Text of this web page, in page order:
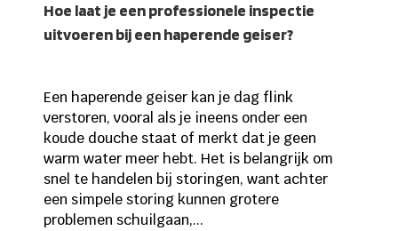
Hoe laat je een professionele inspectie
uitvoeren bij een haperende geiser?
Een haperende geiser kan je dag flink
verstoren, vooral als je ineens onder een
koude douche staat of merkt dat je geen
warm water meer hebt. Het is belangrijk om
snel te handelen bij storingen, want achter
een simpele storing kunnen grotere
problemen schuilgaan,...